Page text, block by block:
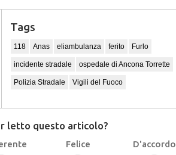
Tags
118 Anas eliambulanza ferito Furlo
incidente stradale ospedale di Ancona Torrette
Polizia Stradale Vigili del Fuoco
letto questo articolo?
Felice D'accordo